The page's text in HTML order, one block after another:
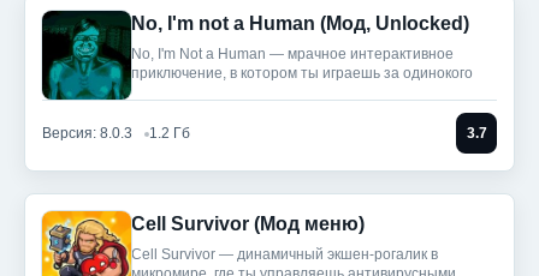
No, I'm not a Human (Мод, Unlocked)
No, I'm Not a Human — мрачное интерактивное
приключение, в котором ты играешь за одинокого
Версия: 8.0.3 1.2 Гб 3.7
Cell Survivor (Мод меню)
Cell Survivor — динамичный экшен-рогалик в